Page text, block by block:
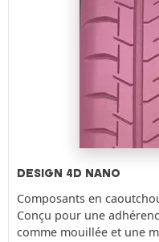
DESIGN 4D NANO
Composants en
Conçu pour une
comme mouillée et une